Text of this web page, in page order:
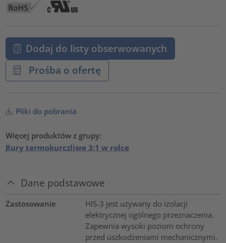
Dodaj do listy obserwowanych
Prośba o ofertę
Pliki do pobrania
Więcej produktów z grupy:
Rury termokurczliwe 3:1 w rolce
Dane podstawowe
Zastosowanie
HIS-3 jest używany do izolacji
elektrycznej ogólnego przeznaczenia.
Zapewnia wysoki poziom ochrony
przed uszkodzeniami mechanicznymi.